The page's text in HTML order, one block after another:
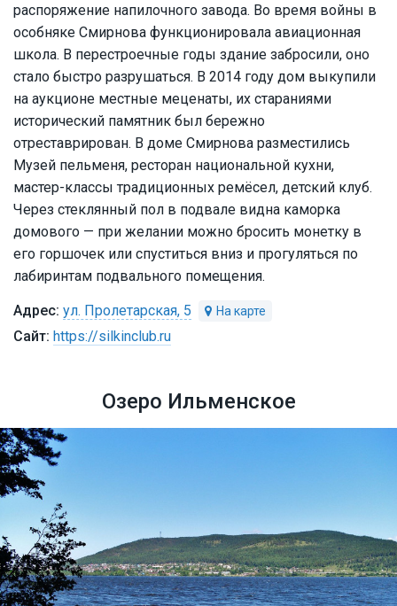
распоряжение напилочного завода. Во время войны в
особняке Смирнова функционировала авиационная
школа. В перестроечные годы здание забросили, оно
стало быстро разрушаться. В 2014 году дом выкупили
на аукционе местные меценаты, их стараниями
исторический памятник был бережно
отреставрирован. В доме Смирнова разместились
Музей пельменя, ресторан национальной кухни,
мастер-классы традиционных ремёсел, детский клуб.
Через стеклянный пол в подвале видна каморка
домового — при желании можно бросить монетку в
его горшочек или спуститься вниз и прогуляться по
лабиринтам подвального помещения.
ул. Пролетарская, 5
https://silkinclub.ru
Озеро Ильменское